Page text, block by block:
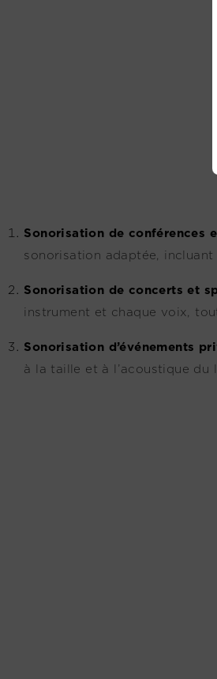
Sonorisation de conférences
sonorisation adaptée,
Sonorisation de concerts et
instrument et chaque voix,
Sonorisation d’événements
à la taille et à l’acoustique du